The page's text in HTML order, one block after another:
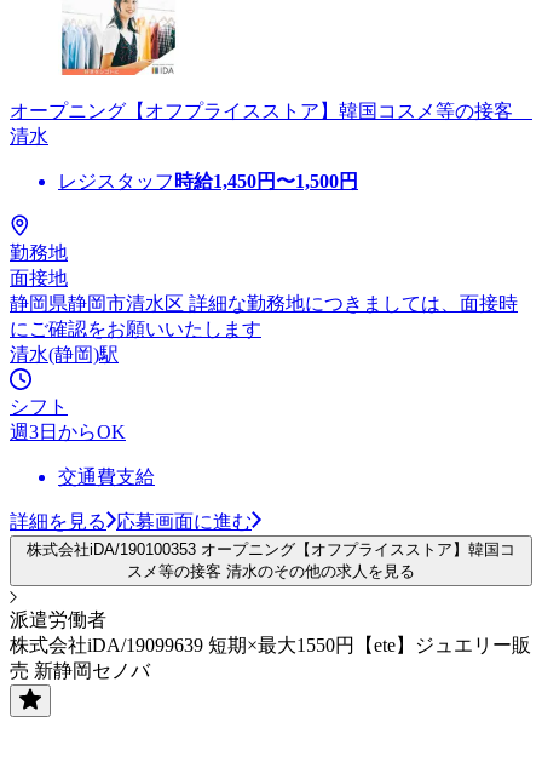
オープニング【オフプライスストア】韓国コスメ等の接客
清水
レジスタッフ 時給1,450円〜1,500円
勤務地
面接地
静岡県静岡市清水区 詳細な勤務地につきましては、面接時
にご確認をお願いいたします
清水(静岡)駅
シフト
週3日からOK
交通費支給
詳細を見る 応募画面に進む
株式会社iDA/190100353 オープニング【オフプライスストア】韓国コ
スメ等の接客 清水のその他の求人を見る
派遣労働者
株式会社iDA/19099639 短期×最大1550円【ete】ジュエリー販
売 新静岡セノバ